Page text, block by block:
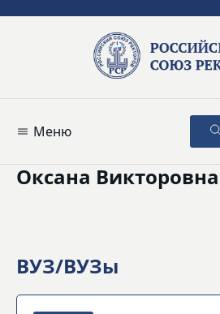
Меню
Оксана
ВУЗ/ВУЗы